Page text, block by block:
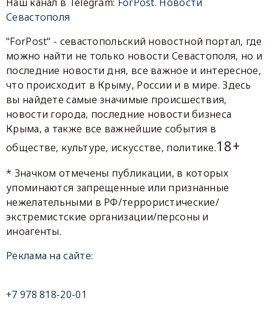
Севастополя
"ForPost" - севастопольский новостной портал, где
можно найти не только новости Севастополя, но и
последние новости дня, все важное и интересное,
что происходит в Крыму, России и в мире. Здесь
вы найдете самые значимые происшествия,
новости города, последние новости бизнеса
Крыма, а также все важнейшие события в
обществе, культуре, искусстве, политике.18+
* Значком отмечены публикации, в которых
упоминаются запрещенные или признанные
нежелательными в РФ/террористические/
экстремистские организации/персоны и
иноагенты.
Реклама на сайте:
+7 978 818-20-01